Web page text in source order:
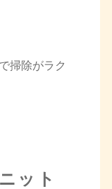
掃除がラク
ット